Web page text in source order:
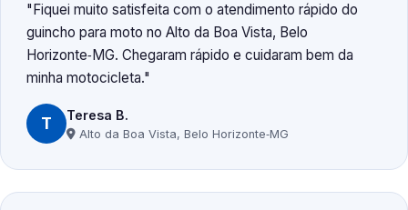
Fiquei muito satisfeita com o atendimento rápido do
guincho para moto no Alto da Boa Vista, Belo
Horizonte‑MG. Chegaram rápido e cuidaram bem da
minha motocicleta.
T Teresa B.
Alto da Boa Vista, Belo Horizonte‑MG